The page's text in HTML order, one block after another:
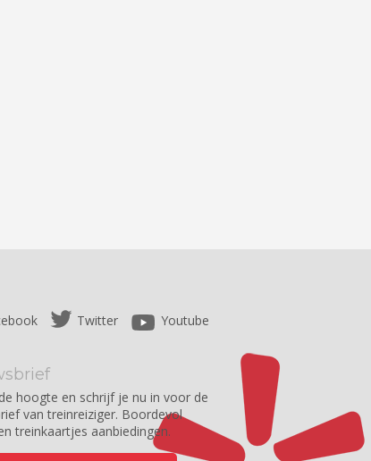
Twitter Youtube
hoogte en schrijf je nu in voor de
van treinreiziger. Boordevol
treinkaartjes aanbiedingen.